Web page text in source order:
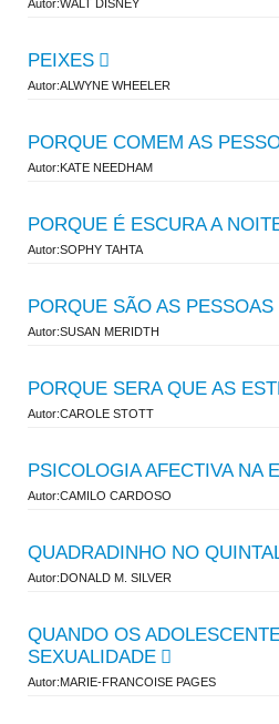
Autor:WALT DISNEY
PEIXES
Autor:ALWYNE WHEELER
PORQUE COMEM AS
Autor:KATE NEEDHAM
PORQUE É ESCURA A
Autor:SOPHY TAHTA
PORQUE SÃO AS
Autor:SUSAN MERIDTH
PORQUE SERA QUE AS
Autor:CAROLE STOTT
PSICOLOGIA AFECTIVA NA
Autor:CAMILO CARDOSO
QUADRADINHO NO
Autor:DONALD M. SILVER
QUANDO OS
SEXUALIDADE
Autor:MARIE-FRANCOISE PAGES